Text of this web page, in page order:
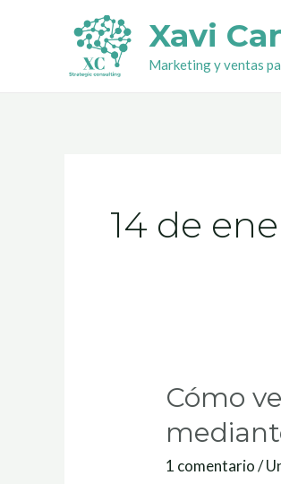
Xavi
Marketing y ventas
14 de
Cómo
1 comentario /
Cómo
resistencia